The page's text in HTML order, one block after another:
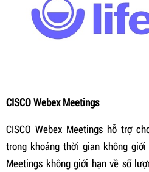
CISCO Webex Meetings
CISCO Webex Meetings hỗ trợ
trong khoảng thời gian không
Meetings không giới hạn về số